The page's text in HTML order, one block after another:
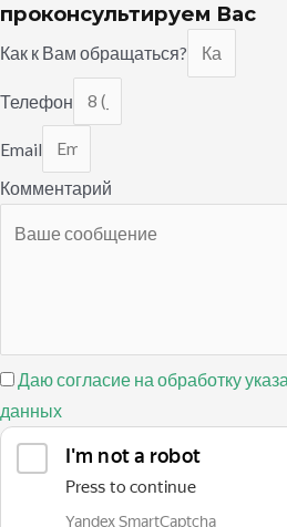
проконсультируем Вас
Как к Вам обращаться?
Телефон
Email
Комментарий
Даю согласие на обработку
данных